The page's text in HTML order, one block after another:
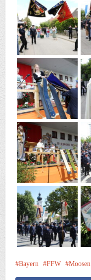
Bayern FFW Moosen